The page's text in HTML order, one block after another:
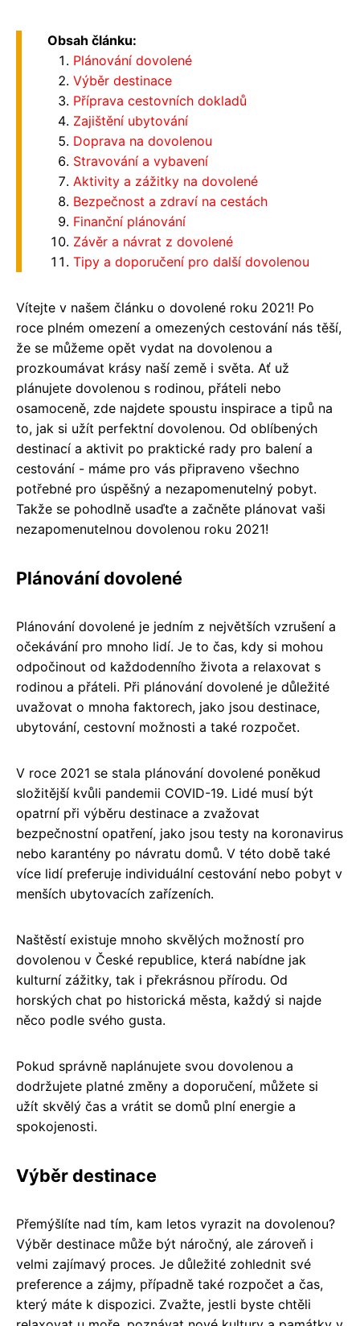
Obsah článku:
Plánování dovolené
Výběr destinace
Příprava cestovních dokladů
Zajištění ubytování
Doprava na dovolenou
Stravování a vybavení
Aktivity a zážitky na dovolené
Bezpečnost a zdraví na cestách
Finanční plánování
Závěr a návrat z dovolené
Tipy a doporučení pro další dovolenou
Vítejte v našem článku o dovolené roku 2021! Po
roce plném omezení a omezených cestování nás těší,
že se můžeme opět vydat na dovolenou a
prozkoumávat krásy naší země i světa. Ať už
plánujete dovolenou s rodinou, přáteli nebo
osamoceně, zde najdete spoustu inspirace a tipů na
to, jak si užít perfektní dovolenou. Od oblíbených
destinací a aktivit po praktické rady pro balení a
cestování - máme pro vás připraveno všechno
potřebné pro úspěšný a nezapomenutelný pobyt.
Takže se pohodlně usaďte a začněte plánovat vaši
nezapomenutelnou dovolenou roku 2021!
Plánování dovolené
Plánování dovolené je jedním z největších vzrušení a
očekávání pro mnoho lidí. Je to čas, kdy si mohou
odpočinout od každodenního života a relaxovat s
rodinou a přáteli. Při plánování dovolené je důležité
uvažovat o mnoha faktorech, jako jsou destinace,
ubytování, cestovní možnosti a také rozpočet.
V roce 2021 se stala plánování dovolené poněkud
složitější kvůli pandemii COVID-19. Lidé musí být
opatrní při výběru destinace a zvažovat
bezpečnostní opatření, jako jsou testy na koronavirus
nebo karantény po návratu domů. V této době také
více lidí preferuje individuální cestování nebo pobyt v
menších ubytovacích zařízeních.
Naštěstí existuje mnoho skvělých možností pro
dovolenou v České republice, která nabídne jak
kulturní zážitky, tak i překrásnou přírodu. Od
horských chat po historická města, každý si najde
něco podle svého gusta.
Pokud správně naplánujete svou dovolenou a
dodržujete platné změny a doporučení, můžete si
užít skvělý čas a vrátit se domů plní energie a
spokojenosti.
Výběr destinace
Přemýšlíte nad tím, kam letos vyrazit na dovolenou?
Výběr destinace může být náročný, ale zároveň i
velmi zajímavý proces. Je důležité zohlednit své
preference a zájmy, případně také rozpočet a čas,
který máte k dispozici. Zvažte, jestli byste chtěli